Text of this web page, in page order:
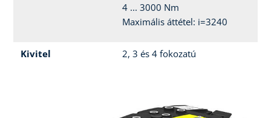
4 ... 3000 Nm
Maximális áttétel: i=3240
Kivitel 2, 3 és 4 fokozatú